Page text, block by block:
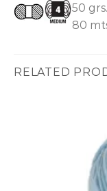
50
80
RELATED